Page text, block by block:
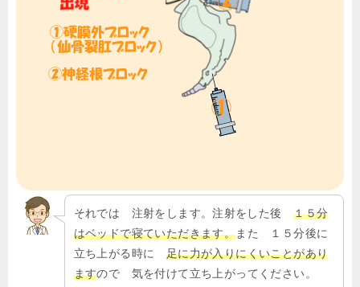
それでは 注射をします。注射をした後１５分
はベッドで寝ていただきます。また １５分後に
立ち上がる時に 足に力が入りにくいことがあり
ますので 気を付けて立ち上がってください。